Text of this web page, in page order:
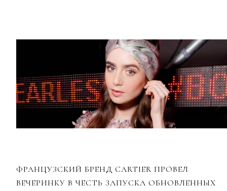
ФРАНЦУЗСКИЙ БРЕНД CARTIER ПРОВЕЛ
ВЕЧЕРИНКУ В ЧЕСТЬ ЗАПУСКА ОБНОВЛЕННЫХ